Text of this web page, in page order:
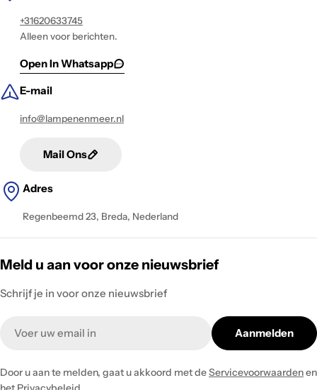
+31620633745
Alleen voor berichten.
Open In Whatsapp
E-mail
info@lampenenmeer.nl
Mail Ons
Adres
Regenbeemd 23, Breda, Nederland
Meld u aan voor onze nieuwsbrief
Schrijf je in voor onze nieuwsbrief
Aanmelden
Door u aan te melden, gaat u akkoord met deServicevoorwaardenen